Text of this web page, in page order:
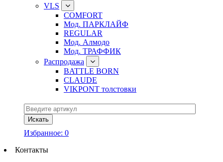
VLS
COMFORT
Мод. ПАРКЛАЙФ
REGULAR
Мод. Алмодо
Мод. ТРАФФИК
Распродажа
BATTLE BORN
CLAUDE
VIKPONT толстовки
Избранное: 0
Контакты